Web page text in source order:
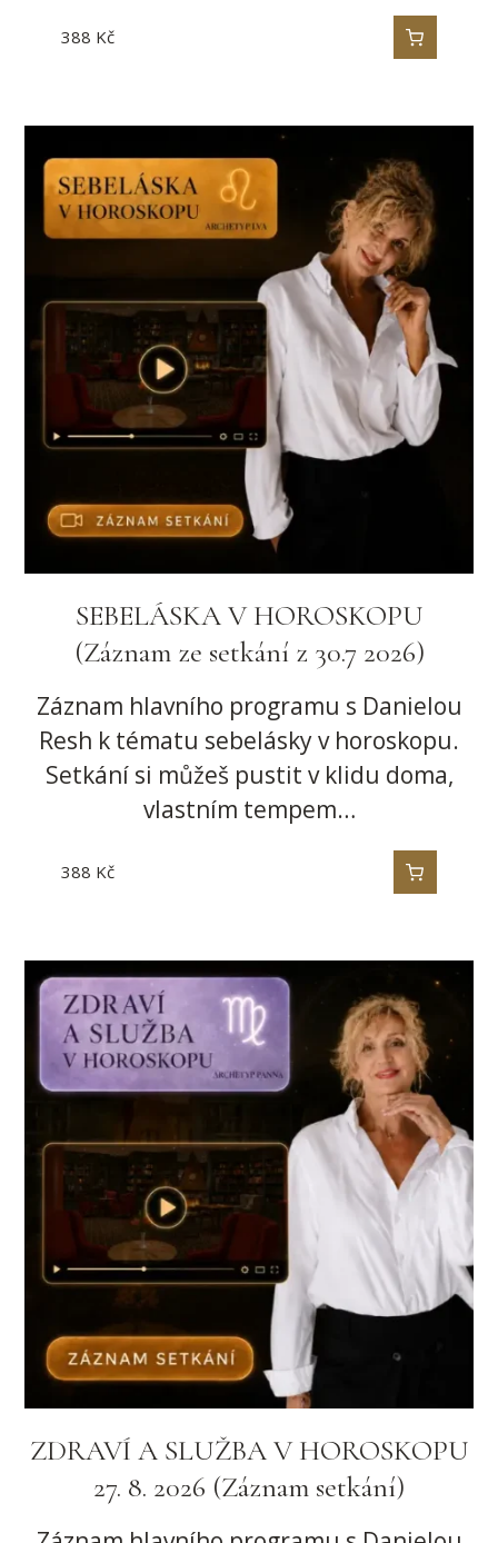
388 Kč
SEBELÁSKA V HOROSKOPU
(Záznam ze setkání z 30.7 2026)
Záznam hlavního programu s Danielou
Resh k tématu sebelásky v horoskopu.
Setkání si můžeš pustit v klidu doma,
vlastním tempem…
388 Kč
ZDRAVÍ A SLUŽBA V HOROSKOPU
27. 8. 2026 (Záznam setkání)